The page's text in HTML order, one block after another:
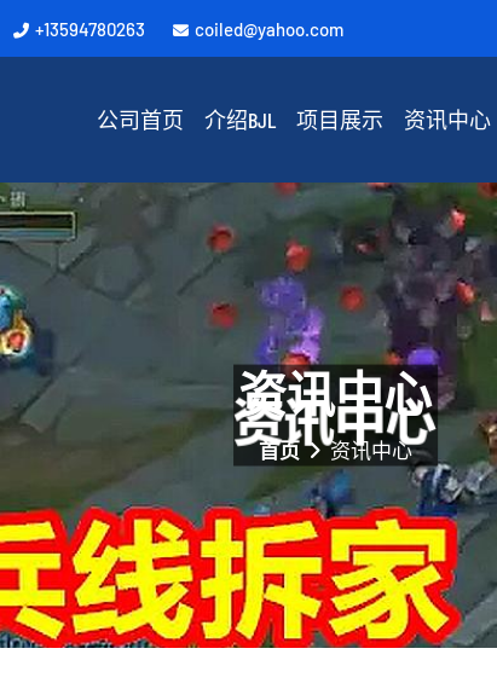
+13594780263 coiled@yahoo.com
公司首页 介绍BJL 项目展示 资讯中心
资讯中心
首页 资讯中心